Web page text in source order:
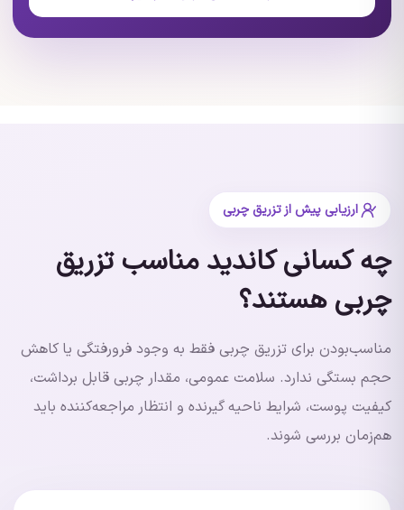
ارزیابی پیش از تزریق چربی
چه کسانی کاندید مناسب تزریق
چربی هستند؟
مناسب‌بودن برای تزریق چربی فقط به وجود فرورفتگی یا کاهش
حجم بستگی ندارد. سلامت عمومی، مقدار چربی قابل برداشت،
کیفیت پوست، شرایط ناحیه گیرنده و انتظار مراجعه‌کننده باید
هم‌زمان بررسی شوند.